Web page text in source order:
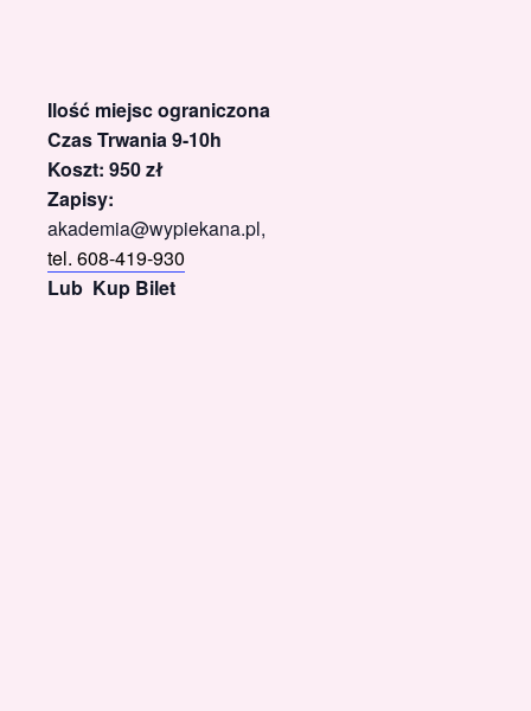
Ilość miejsc ograniczona
Czas Trwania 9-10h
Koszt: 950 zł
Zapisy:
akademia@wypiekana.pl,
tel. 608-419-930
Lub Kup Bilet